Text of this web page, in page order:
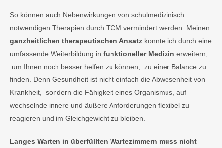
So können auch Nebenwirkungen von schulmedizinisch
notwendigen Therapien durch TCM vermindert werden. Meinen
ganzheitlichen therapeutischen Ansatz konnte ich durch eine
umfassende Weiterbildung in funktioneller Medizin erweitern,
um Ihnen noch besser helfen zu können, zu einer Balance zu
finden. Denn Gesundheit ist nicht einfach die Abwesenheit von
Krankheit, sondern die Fähigkeit eines Organismus, auf
wechselnde innere und äußere Anforderungen flexibel zu
reagieren und im Gleichgewicht zu bleiben.
Langes Warten in überfüllten Wartezimmern muss nicht